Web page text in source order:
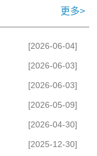
更多>
[2026-06-04]
[2026-06-03]
[2026-06-03]
[2026-05-09]
[2026-04-30]
[2025-12-30]